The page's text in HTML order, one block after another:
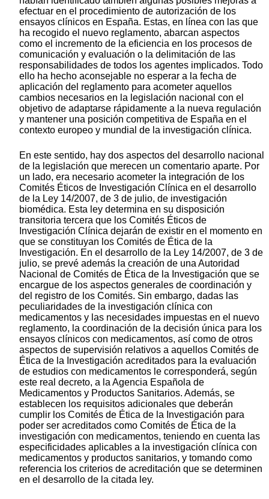
efectuar en el procedimiento de autorización de los
ensayos clínicos en España. Estas, en línea con las que
ha recogido el nuevo reglamento, abarcan aspectos
como el incremento de la eficiencia en los procesos de
comunicación y evaluación o la delimitación de las
responsabilidades de todos los agentes implicados. Todo
ello ha hecho aconsejable no esperar a la fecha de
aplicación del reglamento para acometer aquellos
cambios necesarios en la legislación nacional con el
objetivo de adaptarse rápidamente a la nueva regulación
y mantener una posición competitiva de España en el
contexto europeo y mundial de la investigación clínica.
En este sentido, hay dos aspectos del desarrollo nacional
de la legislación que merecen un comentario aparte. Por
un lado, era necesario acometer la integración de los
Comités Éticos de Investigación Clínica en el desarrollo
de la Ley 14/2007, de 3 de julio, de investigación
biomédica. Esta ley determina en su disposición
transitoria tercera que los Comités Éticos de
Investigación Clínica dejarán de existir en el momento en
que se constituyan los Comités de Ética de la
Investigación. En el desarrollo de la Ley 14/2007, de 3 de
julio, se prevé además la creación de una Autoridad
Nacional de Comités de Ética de la Investigación que se
encargue de los aspectos generales de coordinación y
del registro de los Comités. Sin embargo, dadas las
peculiaridades de la investigación clínica con
medicamentos y las necesidades impuestas en el nuevo
reglamento, la coordinación de la decisión única para los
ensayos clínicos con medicamentos, así como de otros
aspectos de supervisión relativos a aquellos Comités de
Ética de la Investigación acreditados para la evaluación
de estudios con medicamentos le corresponderá, según
este real decreto, a la Agencia Española de
Medicamentos y Productos Sanitarios. Además, se
establecen los requisitos adicionales que deberán
cumplir los Comités de Ética de la Investigación para
poder ser acreditados como Comités de Ética de la
investigación con medicamentos, teniendo en cuenta las
especificidades aplicables a la investigación clínica con
medicamentos y productos sanitarios, y tomando como
referencia los criterios de acreditación que se determinen
en el desarrollo de la citada ley.